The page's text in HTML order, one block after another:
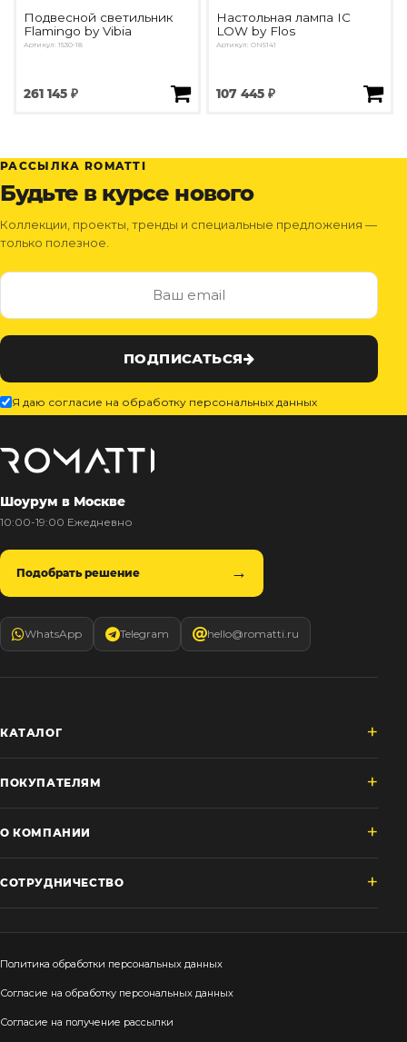
Подвесной светильник
Flamingo by Vibia
Артикул: 1530-18
261 145 ₽
Настольная лампа IC
LOW by Flos
Артикул: ON5141
107 445 ₽
РАССЫЛКА ROMATTI
Будьте в курсе нового
Коллекции, проекты, тренды и специальные предложения —
только полезное.
ПОДПИСАТЬСЯ
Я даю согласие на обработку персональных данных
Шоурум в Москве
10:00-19:00 Ежедневно
Подобрать решение
WhatsApp Telegram hello@romatti.ru
КАТАЛОГ
ПОКУПАТЕЛЯМ
О КОМПАНИИ
СОТРУДНИЧЕСТВО
Политика обработки персональных данных
Согласие на обработку персональных данных
Согласие на получение рассылки